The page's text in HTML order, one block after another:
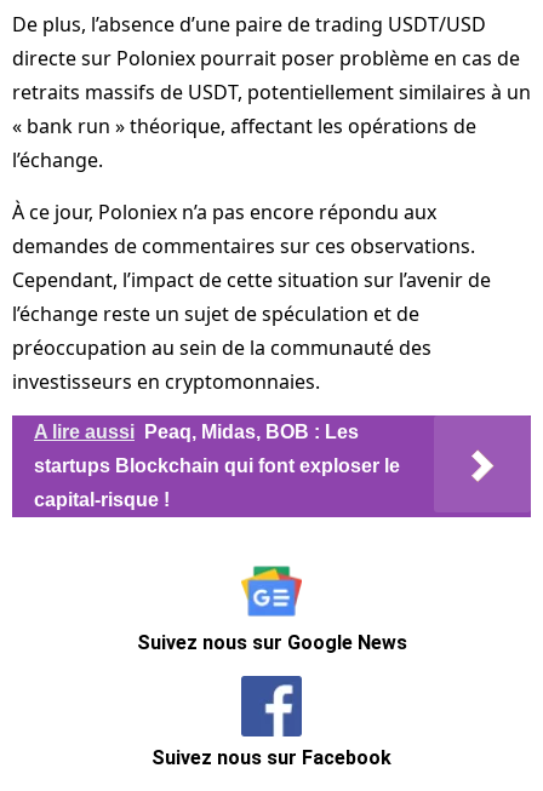
De plus, l’absence d’une paire de trading USDT/USD
directe sur Poloniex pourrait poser problème en cas de
retraits massifs de USDT, potentiellement similaires à un
« bank run » théorique, affectant les opérations de
l’échange.
À ce jour, Poloniex n’a pas encore répondu aux
demandes de commentaires sur ces observations.
Cependant, l’impact de cette situation sur l’avenir de
l’échange reste un sujet de spéculation et de
préoccupation au sein de la communauté des
investisseurs en cryptomonnaies.
A lire aussi
Peaq, Midas, BOB : Les
startups Blockchain qui font exploser le
capital-risque !
Suivez nous sur Google News
Suivez nous sur Facebook